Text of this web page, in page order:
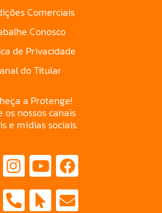
Comerciais
Conosco
de Privacidade
do Titular
a Protenge!
os nossos canais
e mídias sociais.